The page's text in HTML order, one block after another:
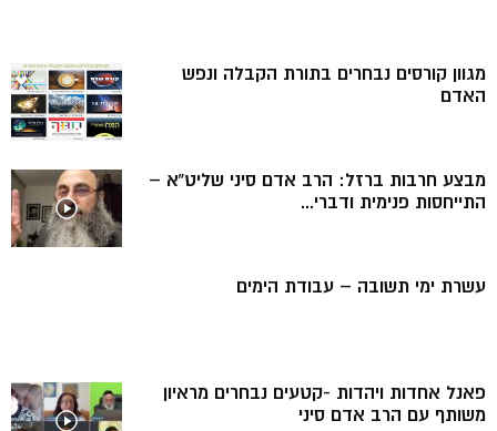
מגוון קורסים נבחרים בתורת הקבלה ונפש
האדם
מבצע חרבות ברזל: הרב אדם סיני שליט”א –
התייחסות פנימית ודברי...
עשרת ימי תשובה – עבודת הימים
פאנל אחדות ויהדות -קטעים נבחרים מראיון
משותף עם הרב אדם סיני